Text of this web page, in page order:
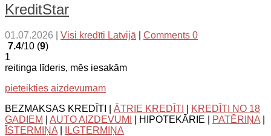
KreditStar
01.07.2026 Visi kredīti Latvijā
Comments 0
7.4/10 (9)
1
reitinga līderis, mēs iesakām
pieteikties aizdevumam
BEZMAKSAS KREDĪTI | ĀTRIE KREDĪTI
KREDĪTI NO 18
GADIEM
AUTO AIZDEVUMI | HIPOTEKĀRIE | PATĒRIŅA
ĪSTERMIŅA
ILGTERMIŅA